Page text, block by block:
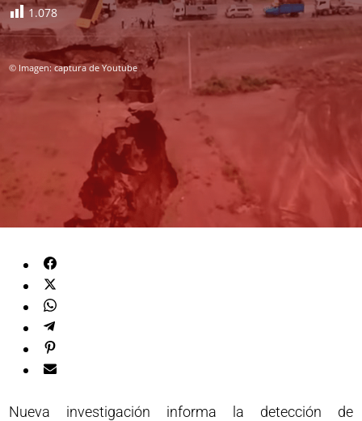
1.078
© Imagen: captura de Youtube
Nueva investigación informa la detección de